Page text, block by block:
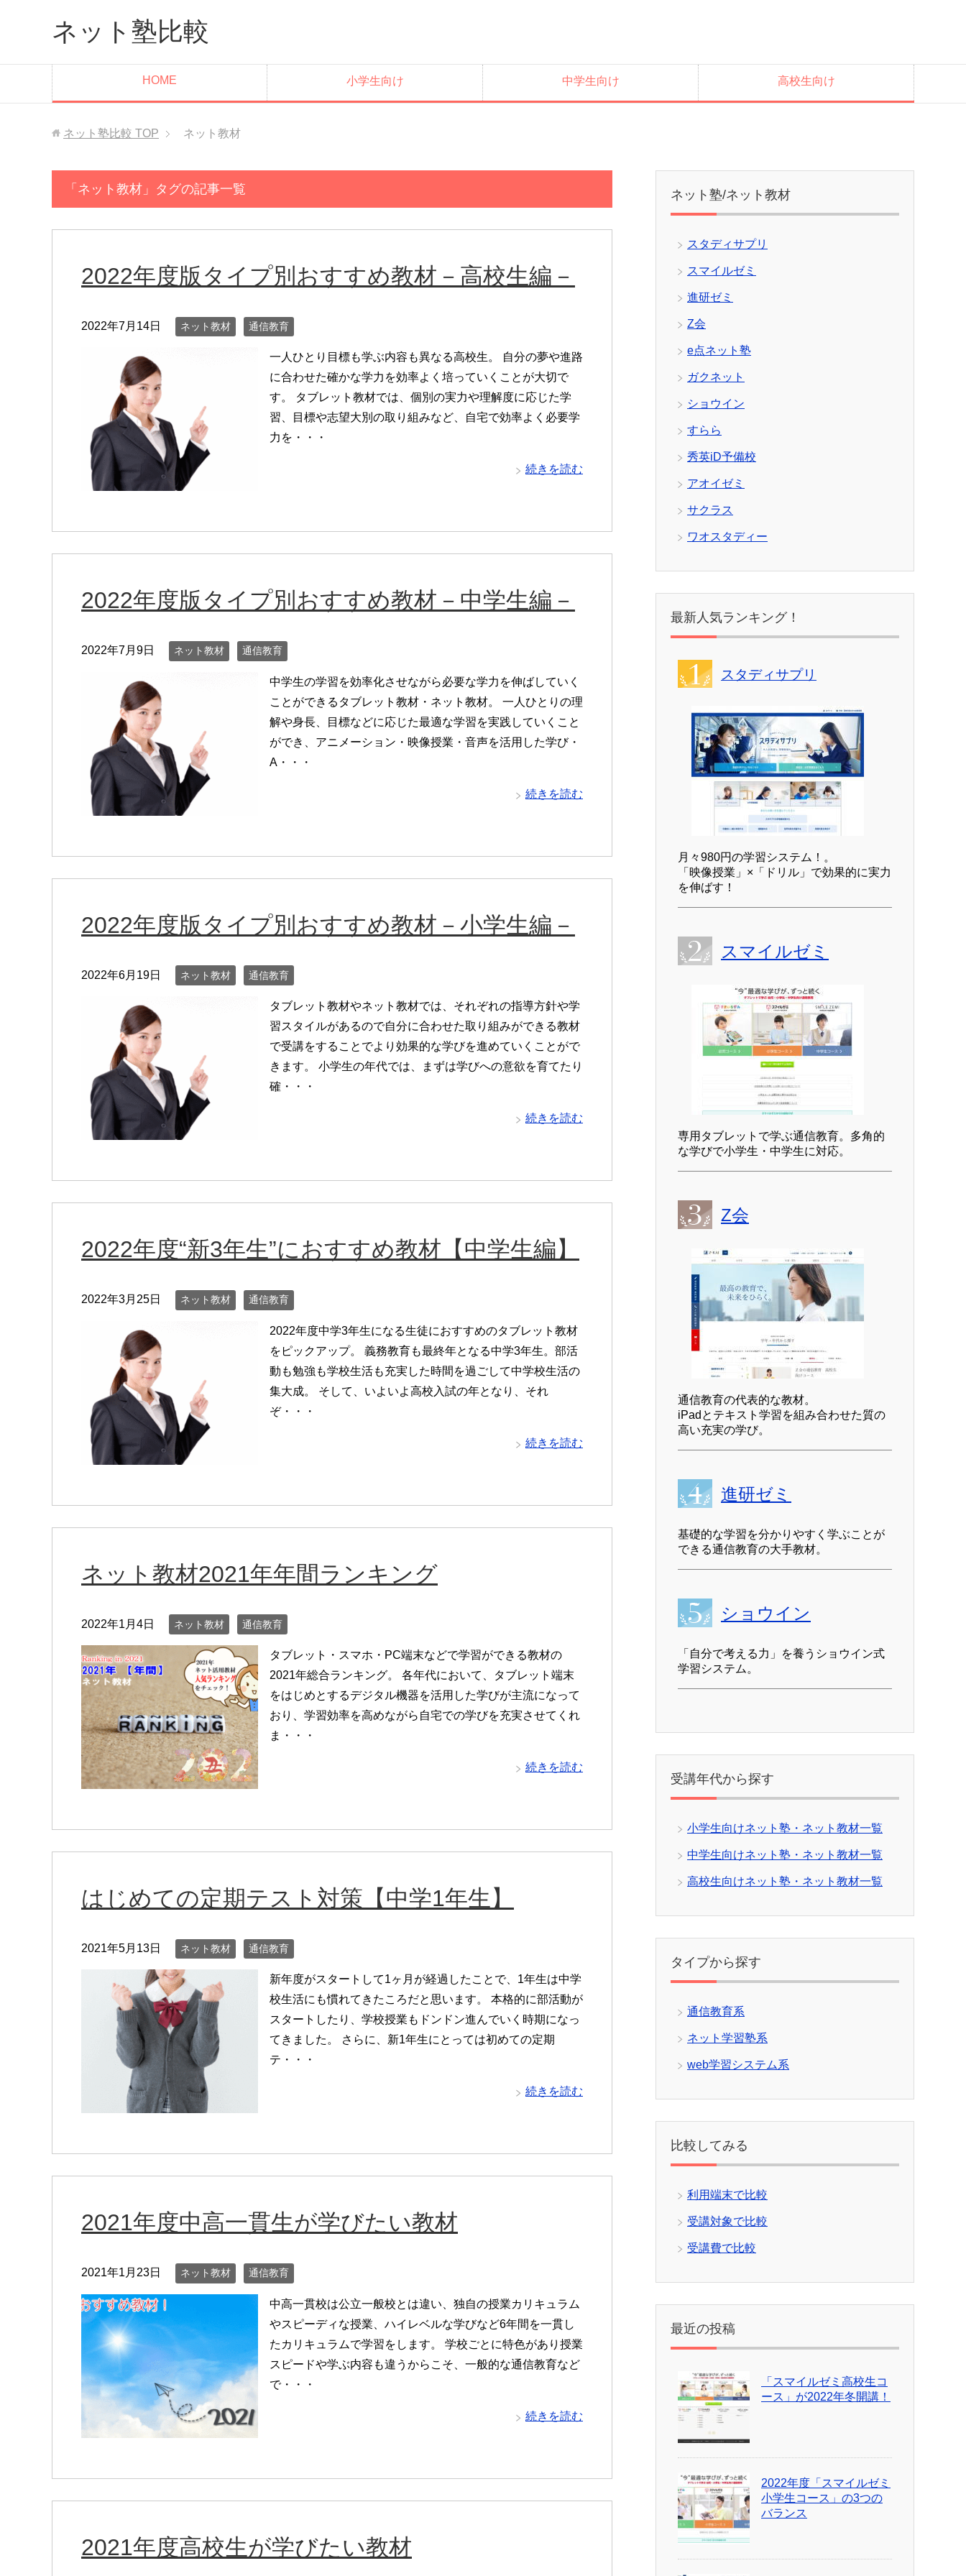
ネット塾比較
HOME 小学生向け 中学生向け 高校生向け
ネット塾比較 TOP ネット教材
「ネット教材」タグの記事一覧
2022年度版タイプ別おすすめ教材－高校生編－
2022年7月14日 ネット教材 通信教育
一人ひとり目標も学ぶ内容も異なる高校生。 自分の夢や進路
に合わせた確かな学力を効率よく培っていくことが大切で
す。 タブレット教材では、個別の実力や理解度に応じた学
習、目標や志望大別の取り組みなど、自宅で効率よく必要学
力を・・・
続きを読む
2022年度版タイプ別おすすめ教材－中学生編－
2022年7月9日 ネット教材 通信教育
中学生の学習を効率化させながら必要な学力を伸ばしていく
ことができるタブレット教材・ネット教材。 一人ひとりの理
解や身長、目標などに応じた最適な学習を実践していくこと
ができ、アニメーション・映像授業・音声を活用した学び・
A・・・
続きを読む
2022年度版タイプ別おすすめ教材－小学生編－
2022年6月19日 ネット教材 通信教育
タブレット教材やネット教材では、それぞれの指導方針や学
習スタイルがあるので自分に合わせた取り組みができる教材
で受講をすることでより効果的な学びを進めていくことがで
きます。 小学生の年代では、まずは学びへの意欲を育てたり
確・・・
続きを読む
2022年度“新3年生”におすすめ教材【中学生編】
2022年3月25日 ネット教材 通信教育
2022年度中学3年生になる生徒におすすめのタブレット教材
をピックアップ。 義務教育も最終年となる中学3年生。部活
動も勉強も学校生活も充実した時間を過ごして中学校生活の
集大成。 そして、いよいよ高校入試の年となり、それ
ぞ・・・
続きを読む
ネット教材2021年年間ランキング
2022年1月4日 ネット教材 通信教育
タブレット・スマホ・PC端末などで学習ができる教材の
2021年総合ランキング。 各年代において、タブレット端末
をはじめとするデジタル機器を活用した学びが主流になって
おり、学習効率を高めながら自宅での学びを充実させてくれ
ま・・・
続きを読む
はじめての定期テスト対策【中学1年生】
2021年5月13日 ネット教材 通信教育
新年度がスタートして1ヶ月が経過したことで、1年生は中学
校生活にも慣れてきたころだと思います。 本格的に部活動が
スタートしたり、学校授業もドンドン進んでいく時期になっ
てきました。 さらに、新1年生にとっては初めての定期
テ・・・
続きを読む
2021年度中高一貫生が学びたい教材
2021年1月23日 ネット教材 通信教育
中高一貫校は公立一般校とは違い、独自の授業カリキュラム
やスピーディな授業、ハイレベルな学びなど6年間を一貫し
たカリキュラムで学習をします。 学校ごとに特色があり授業
スピードや学ぶ内容も違うからこそ、一般的な通信教育など
で・・・
続きを読む
2021年度高校生が学びたい教材
ネット塾/ネット教材
スタディサプリ
スマイルゼミ
進研ゼミ
Z会
e点ネット塾
ガクネット
ショウイン
すらら
秀英iD予備校
アオイゼミ
サクラス
ワオスタディー
最新人気ランキング！
スタディサプリ
月々980円の学習システム！。
「映像授業」×「ドリル」で効果的に実力
を伸ばす！
スマイルゼミ
専用タブレットで学ぶ通信教育。多角的
な学びで小学生・中学生に対応。
Z会
通信教育の代表的な教材。
iPadとテキスト学習を組み合わせた質の
高い充実の学び。
進研ゼミ
基礎的な学習を分かりやすく学ぶことが
できる通信教育の大手教材。
ショウイン
「自分で考える力」を養うショウイン式
学習システム。
受講年代から探す
小学生向けネット塾・ネット教材一覧
中学生向けネット塾・ネット教材一覧
高校生向けネット塾・ネット教材一覧
タイプから探す
通信教育系
ネット学習塾系
web学習システム系
比較してみる
利用端末で比較
受講対象で比較
受講費で比較
最近の投稿
「スマイルゼミ高校生コ
ース」が2022年冬開講！
2022年度「スマイルゼミ
小学生コース」の3つの
バランス